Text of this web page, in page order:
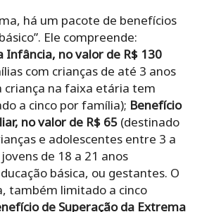
há um pacote de benefícios
Ele compreende:
Infância, no valor de R$ 130
com crianças de até 3 anos
criança na faixa etária tem
a cinco por família); Benefício
no valor de R$ 65 (destinado
e adolescentes entre 3 a
de 18 a 21 anos
básica, ou gestantes. O
também limitado a cinco
de Superação da Extrema